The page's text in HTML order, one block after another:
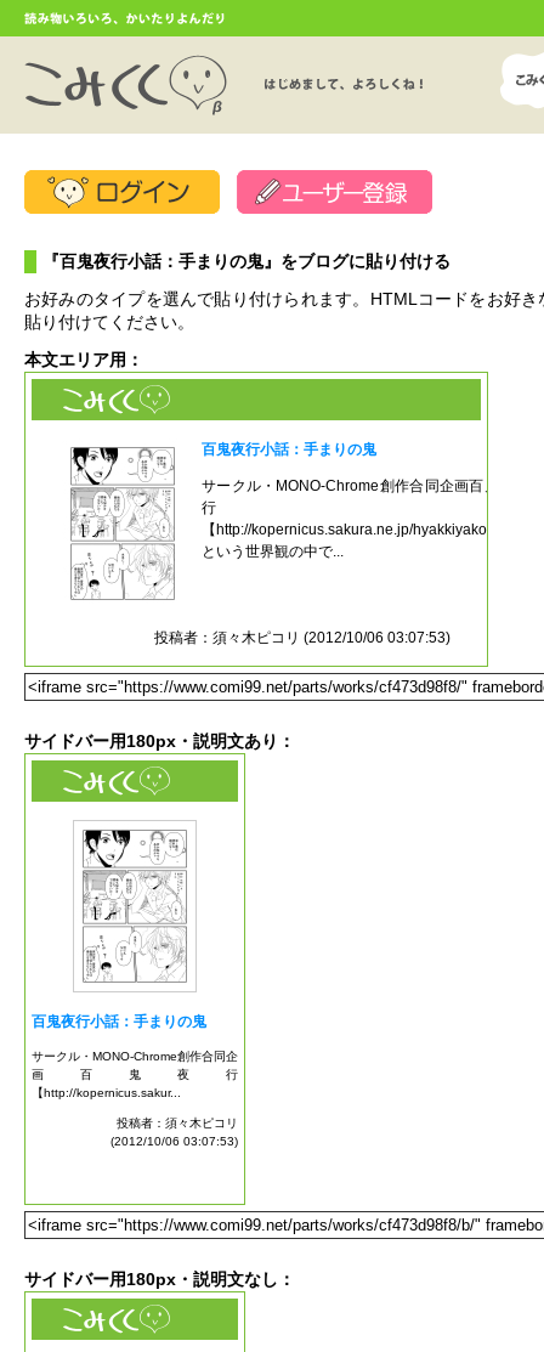
『百鬼夜行小話：手まりの鬼』をブログに貼り付ける
お好みのタイプを選んで貼り付けられます。HTMLコードをお好き
貼り付けてください。
本文エリア用：
サイドバー用180px・説明文あり：
サイドバー用180px・説明文なし：